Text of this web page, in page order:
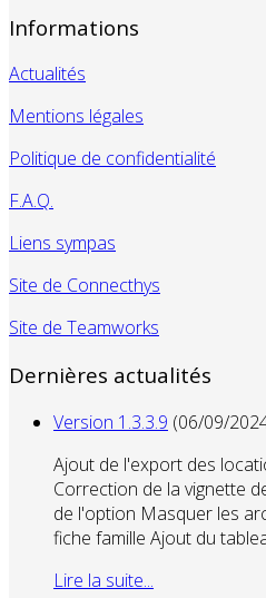
Informations
Actualités
Mentions légales
Politique de confidentialité
F.A.Q.
Liens sympas
Site de Connecthys
Site de Teamworks
Dernières actualités
Version 1.3.3.9 (06/09/
Ajout de l'export des
Correction de la vignette
de l'option Masquer les
fiche famille Ajout du
Lire la suite...